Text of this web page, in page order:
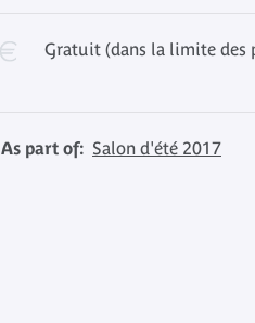
Gratuit (dans la limite des
As part of: Salon d'été 2017